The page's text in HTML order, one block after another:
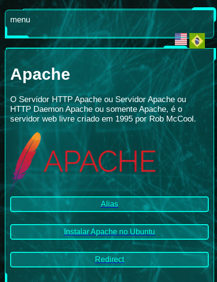
menu
Apache
O Servidor HTTP Apache ou Servidor Apache ou
HTTP Daemon Apache ou somente Apache, é o
servidor web livre criado em 1995 por Rob McCool.
Alias
Instalar Apache no Ubuntu
Redirect